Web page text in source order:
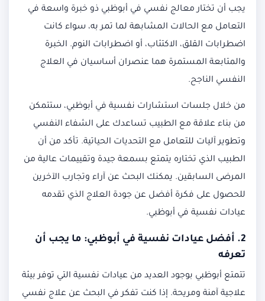
يجب أن تختار معالج نفسي في أبوظبي ذو خبرة واسعة في
التعامل مع الحالات المشابهة لما تمر به، سواء كانت
اضطرابات القلق، الاكتئاب، أو اضطرابات النوم. الخبرة
والمتابعة المستمرة هما عنصران أساسيان في العلاج
النفسي الناجح.
من خلال جلسات استشارات نفسية في أبوظبي، ستتمكن
من بناء علاقة مع الطبيب تساعدك على الشفاء النفسي
وتطوير آليات للتعامل مع التحديات الحياتية. تأكد من أن
الطبيب الذي تختاره يتمتع بسمعة جيدة وتقييمات عالية من
المرضى السابقين. يمكنك البحث عن آراء وتجارب الآخرين
للحصول على فكرة أفضل عن جودة العلاج الذي تقدمه
عيادات نفسية في أبوظبي.
2. أفضل عيادات نفسية في أبوظبي: ما يجب أن
تعرفه
تتمتع أبوظبي بوجود العديد من عيادات نفسية التي توفر بيئة
علاجية آمنة ومريحة. إذا كنت تفكر في البحث عن علاج نفسي